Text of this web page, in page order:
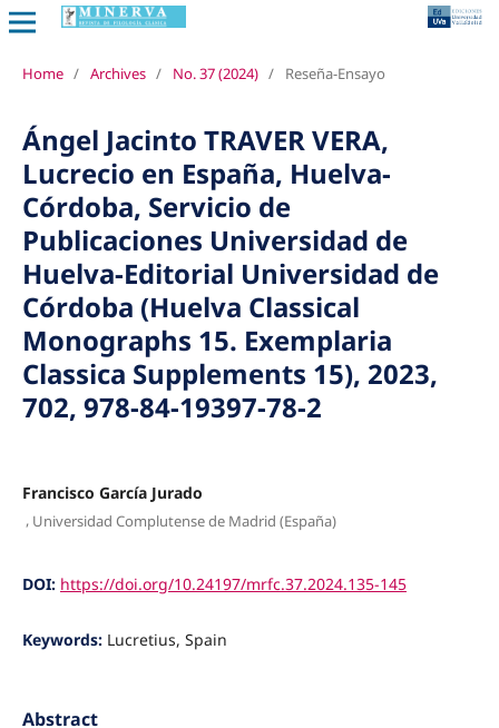
Home / Archives / No. 37 (2024) / Reseña-Ensayo
Ángel Jacinto TRAVER VERA,
Lucrecio en España, Huelva-
Córdoba, Servicio de
Publicaciones Universidad de
Huelva-Editorial Universidad de
Córdoba (Huelva Classical
Monographs 15. Exemplaria
Classica Supplements 15), 2023,
702, 978-84-19397-78-2
Francisco García Jurado
, Universidad Complutense de Madrid (España)
DOI: https://doi.org/10.24197/mrfc.37.2024.135-145
Keywords: Lucretius, Spain
Abstract